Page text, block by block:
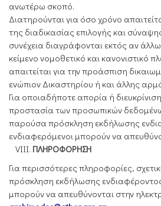
ανωτέρω σκοπό.
Διατηρούνται για όσο χρόνο
της διαδικασίας επιλογής και
συνέχεια διαγράφονται εκτός αν
κείμενο νομοθετικό και κανονιστικό
απαιτείται για την προάσπιση
ενώπιον Δικαστηρίου ή και άλλης
Για οποιαδήποτε απορία ή
προστασία των προσωπικών
παρούσα πρόσκληση εκδήλωσης
ενδιαφερόμενοι μπορούν να
ΠΛΗΡΟΦΟΡΗΣΗ
Για περισσότερες πληροφορίες,
πρόσκληση εκδήλωσης
μπορούν να απευθύνονται στην